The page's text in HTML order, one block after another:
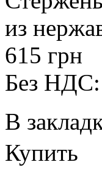
из
615 грн
Без НДС:
В
Купить